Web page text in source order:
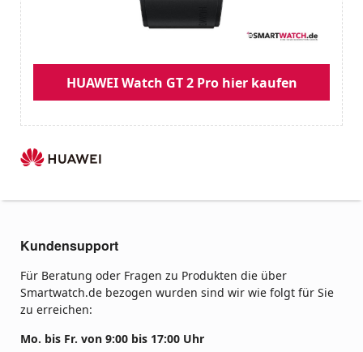
HUAWEI Watch GT 2 Pro hier kaufen
Kundensupport
Für Beratung oder Fragen zu Produkten die über
Smartwatch.de bezogen wurden sind wir wie folgt für Sie
zu erreichen:
Mo. bis Fr. von 9:00 bis 17:00 Uhr